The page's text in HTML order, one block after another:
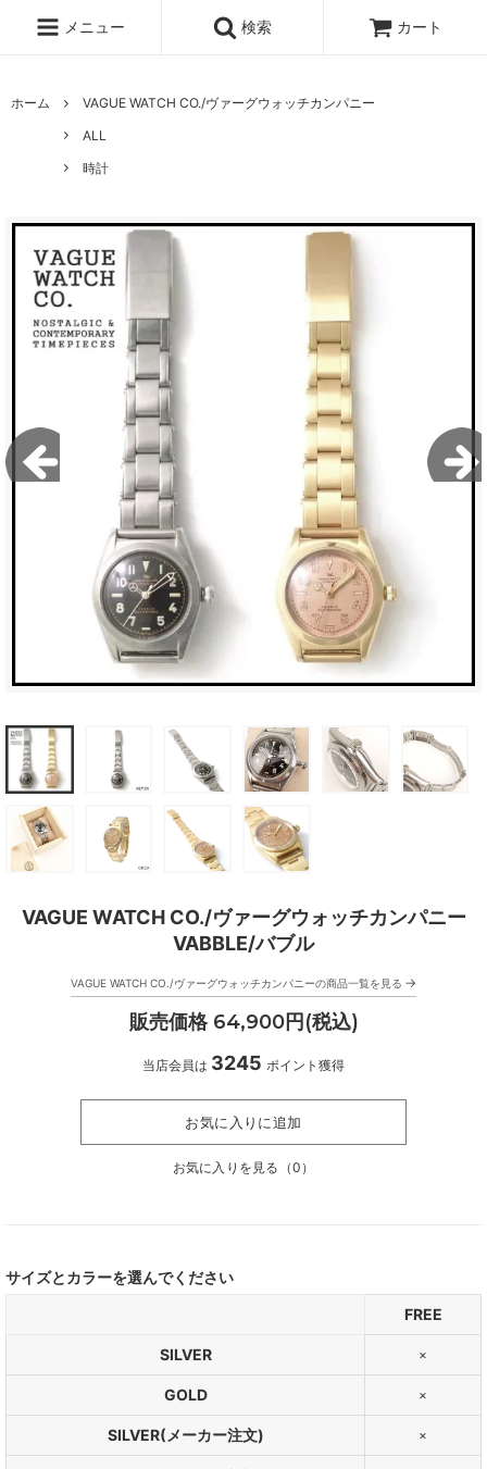
メニュー 検索 カート
ホーム
VAGUE WATCH CO./ヴァーグウォッチカンパニー
ALL
時計
VAGUE WATCH CO./ヴァーグウォッチカンパニー
VABBLE/バブル
VAGUE WATCH CO./ヴァーグウォッチカンパニーの商品一覧を見る →
販売価格 64,900円(税込)
当店会員は 3245 ポイント獲得
お気に入りに追加
お気に入りを見る（0 ）
サイズとカラーを選んでください
FREE
SILVER ×
GOLD ×
SILVER(メーカー注文) ×